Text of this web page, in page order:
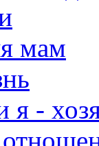
мам
-